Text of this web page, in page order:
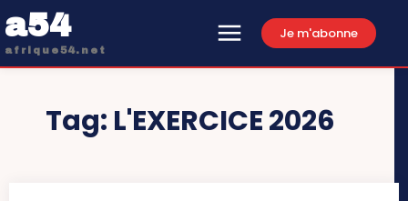
a54
afrique54.net
Je m'abonne
Tag: L'EXERCICE 2026